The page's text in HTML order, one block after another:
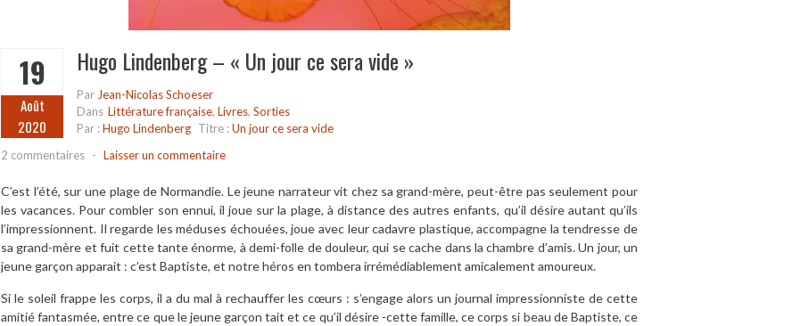
19
Août
2020
Hugo Lindenberg – « Un jour ce sera vide »
Par Jean-Nicolas Schoeser
Dans Littérature française, Livres, Sorties
Par :Hugo Lindenberg Titre :Un jour ce sera vide
2 commentaires - Laisser un commentaire
C’est l’été, sur une plage de Normandie. Le jeune narrateur vit chez sa grand-mère, peut-être pas seulement pour
les vacances. Pour combler son ennui, il joue sur la plage, à distance des autres enfants, qu’il désire autant qu’ils
l’impressionnent. Il regarde les méduses échouées, joue avec leur cadavre plastique, accompagne la tendresse de
sa grand-mère et fuit cette tante énorme, à demi-folle de douleur, qui se cache dans la chambre d’amis. Un jour, un
jeune garçon apparait : c’est Baptiste, et notre héros en tombera irrémédiablement amicalement amoureux.
Si le soleil frappe les corps, il a du mal à rechauffer les cœurs : s’engage alors un journal impressionniste de cette
amitié fantasmée, entre ce que le jeune garçon tait et ce qu’il désire -cette famille, ce corps si beau de Baptiste, ce